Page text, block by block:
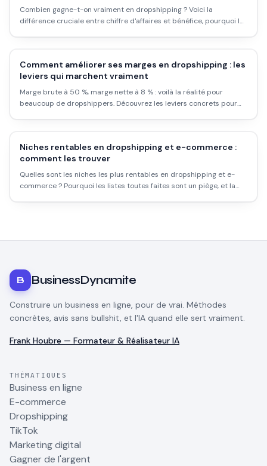
Combien gagne-t-on vraiment en dropshipping ? Voici la
différence cruciale entre chiffre d'affaires et bénéfice, pourquoi la
Comment améliorer ses marges en dropshipping : les
leviers qui marchent vraiment
Marge brute à 50 %, marge nette à 8 % : voilà la réalité pour
beaucoup de dropshippers. Découvrez les leviers concrets pour
Niches rentables en dropshipping et e-commerce :
comment les trouver
Quelles sont les niches les plus rentables en dropshipping et e-
commerce ? Pourquoi les listes toutes faites sont un piège, et la
B BusinessDynamite
Construire un business en ligne, pour de vrai. Méthodes
concrètes, avis sans bullshit, et l'IA quand elle sert vraiment.
Frank Houbre — Formateur & Réalisateur IA
THÉMATIQUES
Business en ligne
E-commerce
Dropshipping
TikTok
Marketing digital
Gagner de l'argent